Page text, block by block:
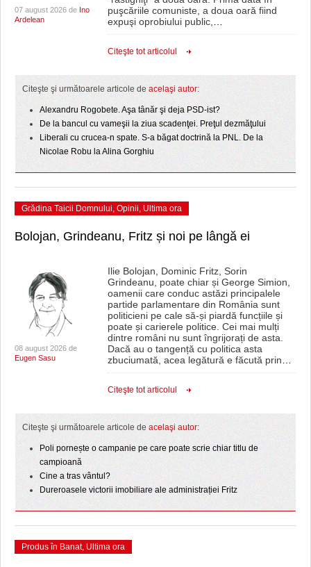
FARMACII DIN TIMIŞOARA
HARTA TIMIŞOAREI
LICEE, ŞCOLI ŞI GRĂDINIŢE DIN TIMIŞ
SFATUL MEDICULUI
07 august 2026 de Ino
Ardelean
puşcăriile comuniste, a doua oară fiind
expuşi oprobiului public,…
Citeşte tot articolul
Citeşte şi următoarele articole de acelaşi autor:
Alexandru Rogobete. Aşa tânăr şi deja PSD-ist?
De la bancul cu vameşii la ziua scadenţei. Preţul dezmăţului
Liberali cu crucea-n spate. S-a băgat doctrină la PNL. De la
Nicolae Robu la Alina Gorghiu
Grădina Taicii Domnului, Opinii, Ultima ora
Bolojan, Grindeanu, Fritz și noi pe lângă ei
08 august 2026 de
Eugen Sasu
Ilie Bolojan, Dominic Fritz, Sorin
Grindeanu, poate chiar și George Simion,
oamenii care conduc astăzi principalele
partide parlamentare din România sunt
politicieni pe cale să-și piardă funcțiile și
poate și carierele politice. Cei mai mulți
dintre români nu sunt îngrijorați de asta.
Dacă au o tangență cu politica asta
zbuciumată, acea legătură e făcută prin…
Citeşte tot articolul
Citeşte şi următoarele articole de acelaşi autor:
Poli pornește o campanie pe care poate scrie chiar titlu de
campioană
Cine a tras vântul?
Dureroasele victorii imobiliare ale administrației Fritz
Produs în Banat, Ultima ora